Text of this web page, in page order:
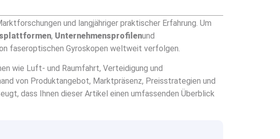
und langjähriger praktischer Erfahrung. Um
, Unternehmensprofilenund
faseroptischen Gyroskopen weltweit verfolgen.
wie Luft- und Raumfahrt, Verteidigung und
von Produktangebot, Marktpräsenz, Preisstrategien und
dass Ihnen dieser Artikel einen umfassenden Überblick